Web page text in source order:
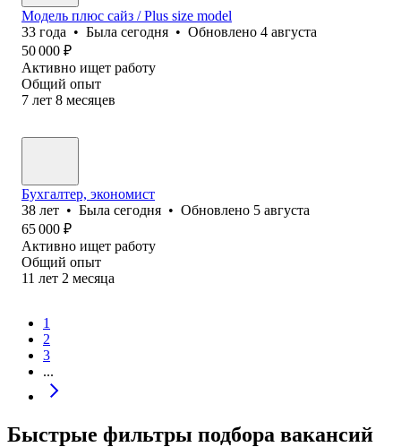
Модель плюс сайз / Plus size model
33 года • Была сегодня • Обновлено 4 августа
50 000 ₽
Активно ищет работу
Общий опыт
7 лет 8 месяцев
Бухгалтер, экономист
38 лет • Была сегодня • Обновлено 5 августа
65 000 ₽
Активно ищет работу
Общий опыт
11 лет 2 месяца
1
2
3
...
Быстрые фильтры подбора вакансий